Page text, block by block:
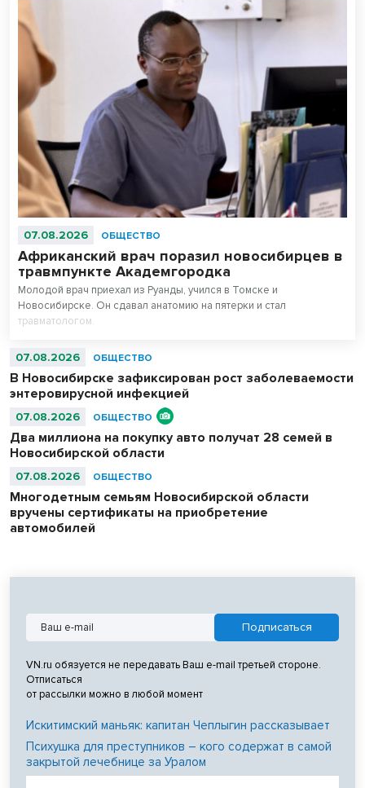
07.08.2026 ОБЩЕСТВО
Африканский врач поразил новосибирцев в
травмпункте Академгородка
Молодой врач приехал из Руанды, учился в Томске и
Новосибирске. Он сдавал анатомию на пятерки и стал
травматологом.
07.08.2026 ОБЩЕСТВО
В Новосибирске зафиксирован рост заболеваемости
энтеровирусной инфекцией
07.08.2026 ОБЩЕСТВО
Два миллиона на покупку авто получат 28 семей в
Новосибирской области
07.08.2026 ОБЩЕСТВО
Многодетным семьям Новосибирской области
вручены сертификаты на приобретение
автомобилей
VN.ru обязуется не передавать Ваш e-mail третьей стороне.
Отписаться
от рассылки можно в любой момент
Искитимский маньяк: капитан Чеплыгин рассказывает
Психушка для преступников – кого содержат в самой
закрытой лечебнице за Уралом